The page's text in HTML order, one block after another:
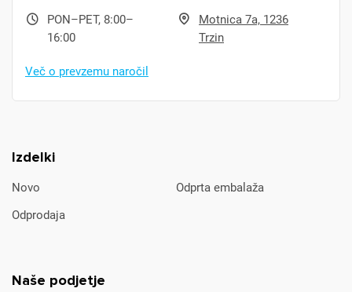
Izdelki
Novo
Odprta embalaža
Odprodaja
Naše podjetje
PON–PET, 8:00–
16:00
Motnica 7a, 1236
Trzin
Več o prevzemu naročil